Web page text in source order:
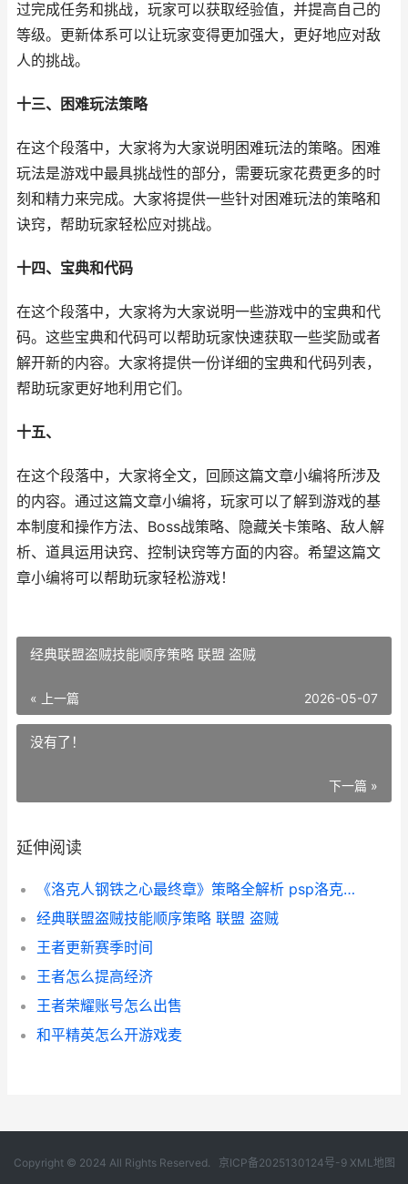
过完成任务和挑战，玩家可以获取经验值，并提高自己的
等级。更新体系可以让玩家变得更加强大，更好地应对敌
人的挑战。
十三、困难玩法策略
在这个段落中，大家将为大家说明困难玩法的策略。困难
玩法是游戏中最具挑战性的部分，需要玩家花费更多的时
刻和精力来完成。大家将提供一些针对困难玩法的策略和
诀窍，帮助玩家轻松应对挑战。
十四、宝典和代码
在这个段落中，大家将为大家说明一些游戏中的宝典和代
码。这些宝典和代码可以帮助玩家快速获取一些奖励或者
解开新的内容。大家将提供一份详细的宝典和代码列表，
帮助玩家更好地利用它们。
十五、
在这个段落中，大家将全文，回顾这篇文章小编将所涉及
的内容。通过这篇文章小编将，玩家可以了解到游戏的基
本制度和操作方法、Boss战策略、隐藏关卡策略、敌人解
析、道具运用诀窍、控制诀窍等方面的内容。希望这篇文
章小编将可以帮助玩家轻松游戏！
经典联盟盗贼技能顺序策略 联盟 盗贼
« 上一篇 2026-05-07
没有了！
下一篇 »
延伸阅读
《洛克人钢铁之心最终章》策略全解析 psp洛克人钢铁之心
经典联盟盗贼技能顺序策略 联盟 盗贼
王者更新赛季时间
王者怎么提高经济
王者荣耀账号怎么出售
和平精英怎么开游戏麦
Copyright © 2024 All Rights Reserved. 京ICP备2025130124号-9 XML地图